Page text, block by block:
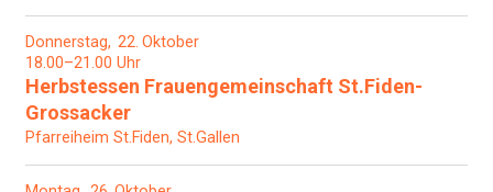
Donnerstag 22 Oktober
18.00–21.00 Uhr
Herbstessen Frauengemeinschaft St.Fiden-
Grossacker
Pfarreiheim St.Fiden, St.Gallen